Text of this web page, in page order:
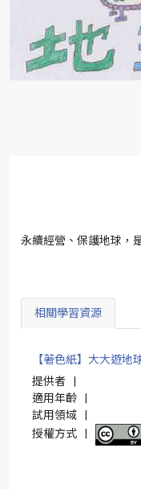
永續經營、保護地球，
相關學習資源
【著色紙】大大遊地
提供者
適用年齡
試用領域
授權方式